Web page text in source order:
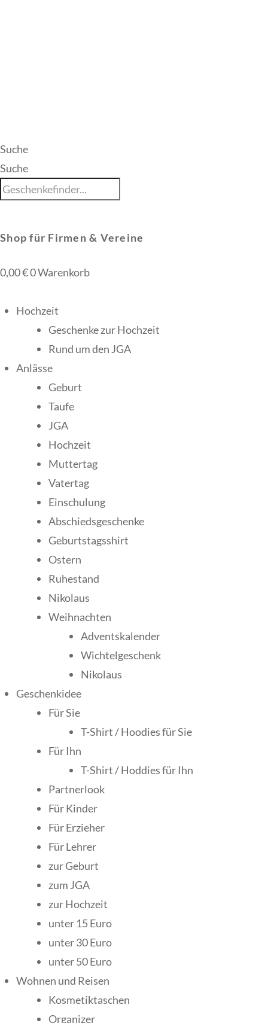
Suche
Suche
Shop für Firmen & Vereine
0,00€0Warenkorb
Hochzeit
Geschenke zur Hochzeit
Rund um den JGA
Anlässe
Geburt
Taufe
JGA
Hochzeit
Muttertag
Vatertag
Einschulung
Abschiedsgeschenke
Geburtstagsshirt
Ostern
Ruhestand
Nikolaus
Weihnachten
Adventskalender
Wichtelgeschenk
Nikolaus
Geschenkidee
Für Sie
T-Shirt / Hoodies für Sie
Für Ihn
T-Shirt / Hoddies für Ihn
Partnerlook
Für Kinder
Für Erzieher
Für Lehrer
zur Geburt
zum JGA
zur Hochzeit
unter 15 Euro
unter 30 Euro
unter 50 Euro
Wohnen und Reisen
Kosmetiktaschen
Organizer